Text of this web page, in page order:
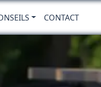
CONTACT